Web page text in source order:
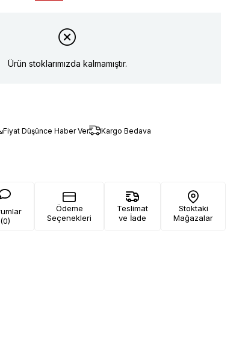
Ürün stoklarımızda kalmamıştır.
Fiyat Düşünce Haber Ver Kargo Bedava
(0)
Ödeme
Seçenekleri
Teslimat
ve İade
Stoktaki
Mağazalar